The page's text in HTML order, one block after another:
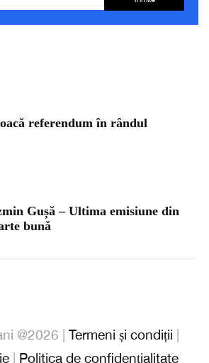
referendum în rândul
Gușă – Ultima emisiune din
bunǎ
@2026 | Termeni și condiții |
| Politica de confidențialitate